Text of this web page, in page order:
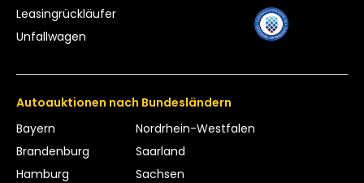
Leasing­rückläufer
Unfallwagen
Autoauktionen nach Bundesländern
Bayern
Brandenburg
Hamburg
Nordrhein-Westfalen
Saarland
Sachsen